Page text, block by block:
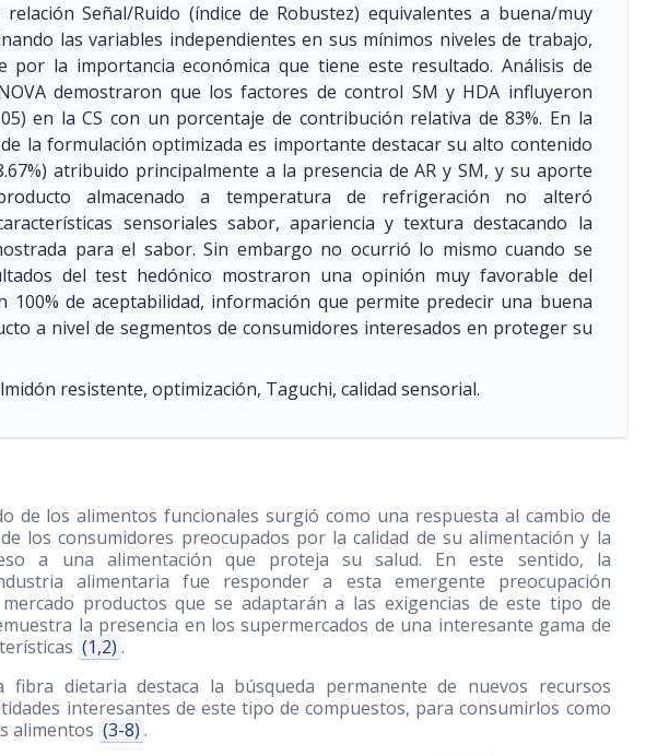
relación Señal/Ruido (índice de Robustez) equivalentes a buena/muy
las variables independientes en sus mínimos niveles de trabajo,
por la importancia económica que tiene este resultado. Análisis de
demostraron que los factores de control SM y HDA influyeron
en la CS con un porcentaje de contribución relativa de 83%. En la
la formulación optimizada es importante destacar su alto contenido
atribuido principalmente a la presencia de AR y SM, y su aporte
almacenado a temperatura de refrigeración no alteró
sensoriales sabor, apariencia y textura destacando la
para el sabor. Sin embargo no ocurrió lo mismo cuando se
del test hedónico mostraron una opinión muy favorable del
100% de aceptabilidad, información que permite predecir una buena
a nivel de segmentos de consumidores interesados en proteger su
resistente, optimización, Taguchi, calidad sensorial.
de los alimentos funcionales surgió como una respuesta al cambio de
los consumidores preocupados por la calidad de su alimentación y la
a una alimentación que proteja su salud. En este sentido, la
alimentaria fue responder a esta emergente preocupación
productos que se adaptarán a las exigencias de este tipo de
la presencia en los supermercados de una interesante gama de
(1,2) .
fibra dietaria destaca la búsqueda permanente de nuevos recursos
interesantes de este tipo de compuestos, para consumirlos como
alimentos (3-8) .